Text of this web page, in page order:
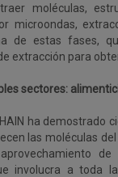
moléculas,
microondas,
de estas fases,
extracción para
sectores:
ha
las moléculas
involucra a toda